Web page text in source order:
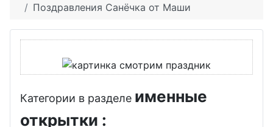
Поздравления Санёчка от Маши
Категории в разделе именные
открытки :